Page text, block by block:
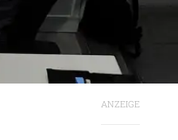
ANZEIGE